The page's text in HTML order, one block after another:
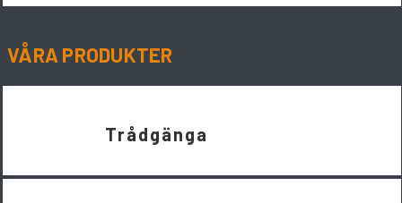
VÅRA PRODUKTER
Trådgänga